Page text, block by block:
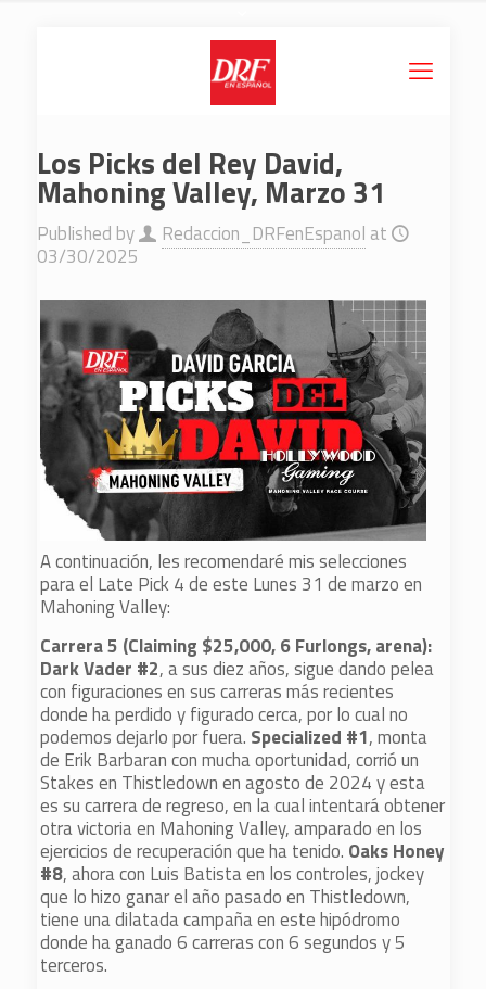
Los Picks del Rey David,
Mahoning Valley, Marzo 31
Published by Redaccion_DRFenEspanol at
03/30/2025
A continuación, les recomendaré mis selecciones
para el Late Pick 4 de este Lunes 31 de marzo en
Mahoning Valley:
Carrera 5 (Claiming $25,000, 6 Furlongs, arena):
Dark Vader #2, a sus diez años, sigue dando pelea
con figuraciones en sus carreras más recientes
donde ha perdido y figurado cerca, por lo cual no
podemos dejarlo por fuera. Specialized #1, monta
de Erik Barbaran con mucha oportunidad, corrió un
Stakes en Thistledown en agosto de 2024 y esta
es su carrera de regreso, en la cual intentará obtener
otra victoria en Mahoning Valley, amparado en los
ejercicios de recuperación que ha tenido. Oaks Honey
#8, ahora con Luis Batista en los controles, jockey
que lo hizo ganar el año pasado en Thistledown,
tiene una dilatada campaña en este hipódromo
donde ha ganado 6 carreras con 6 segundos y 5
terceros.